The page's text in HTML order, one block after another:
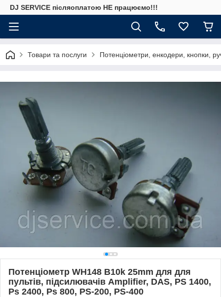
DJ SERVICE пiсляоплатою НЕ працюємо!!!
Товари та послуги Потенціометри, енкодери, кнопки,
Потенціометр WH148 B10k 25mm для для
пультiв, пiдсилювачiв Amplifier, DAS, PS 1400,
Ps 2400, Ps 800, PS-200, PS-400